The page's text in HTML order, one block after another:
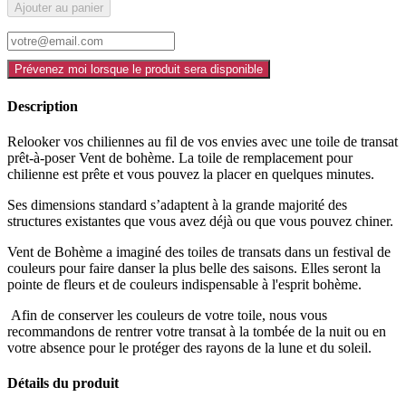
Ajouter au panier
Prévenez moi lorsque le produit sera disponible
Description
Relooker vos chiliennes au fil de vos envies avec une toile de transat
prêt-à-poser Vent de bohème. La toile de remplacement pour
chilienne est prête et vous pouvez la placer en quelques minutes.
Ses dimensions standard s’adaptent à la grande majorité des
structures existantes que vous avez déjà ou que vous pouvez chiner.
Vent de Bohème a imaginé des toiles de transats dans un festival de
couleurs pour faire danser la plus belle des saisons. Elles seront la
pointe de fleurs et de couleurs indispensable à l'esprit bohème.
Afin de conserver les couleurs de votre toile, nous vous
recommandons de rentrer votre transat à la tombée de la nuit ou en
votre absence pour le protéger des rayons de la lune et du soleil.
Détails du produit